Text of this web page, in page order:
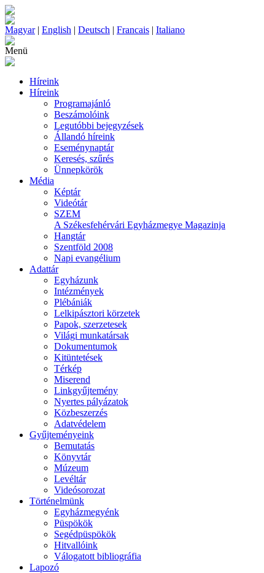
Magyar| English | Deutsch | Francais | Italiano
Menü
Híreink
Híreink
Programajánló
Beszámolóink
Legutóbbi bejegyzések
Állandó híreink
Eseménynaptár
Keresés, szűrés
Ünnepkörök
Média
Képtár
Videótár
SZEM
A Székesfehérvári Egyházmegye Magazinja
Hangtár
Szentföld 2008
Napi evangélium
Adattár
Egyházunk
Intézmények
Plébániák
Lelkipásztori körzetek
Papok, szerzetesek
Világi munkatársak
Dokumentumok
Kitüntetések
Térkép
Miserend
Linkgyűjtemény
Nyertes pályázatok
Közbeszerzés
Adatvédelem
Gyűjteményeink
Bemutatás
Könyvtár
Múzeum
Levéltár
Videósorozat
Történelmünk
Egyházmegyénk
Püspökök
Segédpüspökök
Hitvallóink
Válogatott bibliográfia
Lapozó